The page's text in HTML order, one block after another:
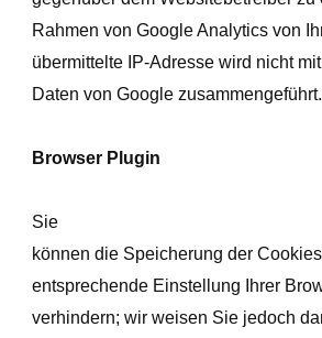
Rahmen von Google Analytics von
übermittelte IP-Adresse wird nicht
Daten von Google zusammengeführt.
Browser Plugin
Sie
können die Speicherung der
entsprechende Einstellung Ihrer
verhindern; wir weisen Sie jedoch